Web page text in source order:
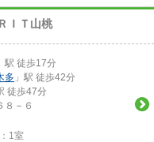
ＩＴ山桃
駅 徒歩17分
多 」駅 徒歩42分
徒歩47分
８－６
1室